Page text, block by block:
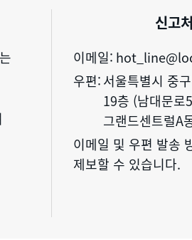
신고처
이메일:
우편:서울특별시 중
19층 (남대문로
그랜드센트럴A
이메일 및 우편 발송
제보할 수 있습니다.